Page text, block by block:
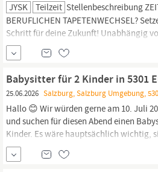
JYSK Teilzeit Stellenbeschreibung
BERUFLICHEN TAPETENWECHSEL?
Schritt für deine Zukunft! Unabhängig
Berufserfahrung und Qualifikation
aktiv deinen Beitrag im #TeamJYSK zu
einen sicheren Arbeitsplatz in deiner...
Babysitter für 2 Kinder in 5301
25.06.2026 Salzburg, Salzburg Umgebung,
Hallo 😊 Wir würden gerne am 10. Juli
und suchen für diesen Abend einen
Kinder. Es wäre hauptsächlich wichtig,
anschließend aufzupassen, während sie
voraussichtlich bis ca. 03:00 Uhr nachts